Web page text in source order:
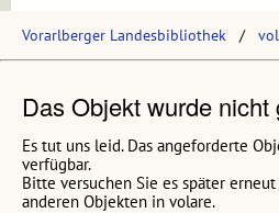
Vorarlberger Landesbibliothek
Das Objekt wurde nicht
Es tut uns leid. Das angeforderte
verfügbar.
Bitte versuchen Sie es später
anderen Objekten in volare.